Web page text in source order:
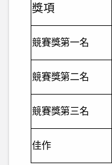
獎項
競賽獎第一名
競賽獎第二名
競賽獎第三名
佳作